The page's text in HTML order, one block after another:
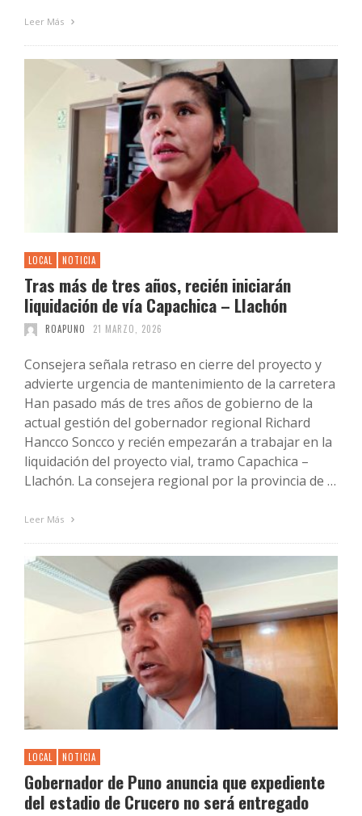
Leer Más
LOCAL NOTICIA
Tras más de tres años, recién iniciarán
liquidación de vía Capachica – Llachón
ROAPUNO 21 MARZO, 2026
Consejera señala retraso en cierre del proyecto y
advierte urgencia de mantenimiento de la carretera
Han pasado más de tres años de gobierno de la
actual gestión del gobernador regional Richard
Hancco Soncco y recién empezarán a trabajar en la
liquidación del proyecto vial, tramo Capachica –
Llachón. La consejera regional por la provincia de …
Leer Más
LOCAL NOTICIA
Gobernador de Puno anuncia que expediente
del estadio de Crucero no será entregado